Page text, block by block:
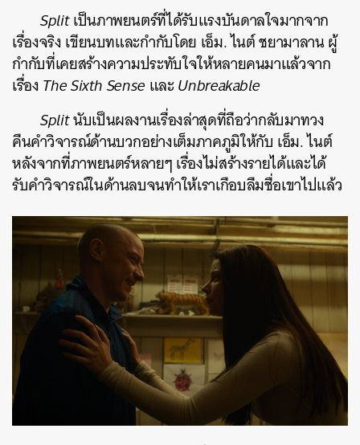
Splitเป็นภาพยนตร์ที่ได้รับแรงบันดาลใจมากจาก
เรื่องจริง เขียนบทและกำกับโดย เอ็ม. ไนต์ ชยามาลาน ผู้
กำกับที่เคยสร้างความประทับใจให้หลายคนมาแล้วจาก
เรื่องThe Sixth Sense และUnbreakable
Splitนับเป็นผลงานเรื่องล่าสุดที่ถือว่ากลับมาทวง
คืนคำวิจารณ์ด้านบวกอย่างเต็มภาคภูมิให้กับ เอ็ม. ไนต์
หลังจากที่ภาพยนตร์หลายๆ เรื่องไม่สร้างรายได้และได้
รับคำวิจารณ์ในด้านลบจนทำให้เราเกือบลืมชื่อเขาไปแล้ว